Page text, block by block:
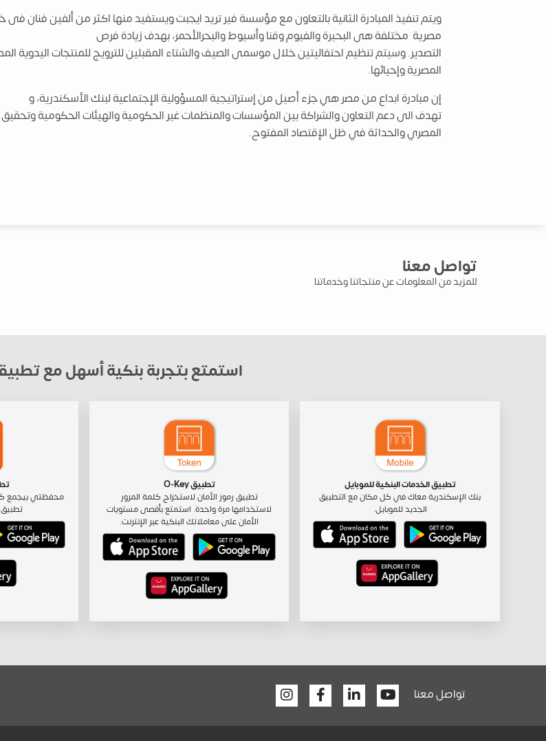
ويتم تنفيذ المبادرة الثانية بالتعاون مع مؤسسة فير تريد ايجبت ويستفيد منها اكثر من ألفين
مصرية مختلفة هى البحيرة والفيوم وقنا وأسيوط والبحرالأحمر، بهدف زيادة فرص
التصدير. وسيتم تنظيم احتفاليتين خلال موسمى الصيف والشتاء المقبلين للترويج للمنتجات اليدوية
المصرية وإحيائها.
إن مبادرة ابداع من مصر هي جزء أصيل من إستراتيجية المسؤولية الإجتماعية لبنك الأسكندرية، و
تهدف الى دعم التعاون والشراكة بين المؤسسات والمنظمات غير الحكومية والهيئات الحكومية وتحقيق
المصري والحداثة في ظل الإقتصاد المفتوح.
تواصل معنا
للمزيد من المعلومات عن منتجاتنا وخدماتنا
استمتع بتجربة بنكية أسهل مع
تطبيق الخدمات البنكية للموبايل
بنك الإسكندرية معاك في كل مكان مع التطبيق
الجديد للموبايل.
تطبيق O-Key
تطبيق رموز الأمان لاستخراج كلمة المرور
لاستخدامها مرة واحدة. استمتع بأقصى مستويات
الأمان على معاملاتك البنكية عبر الإنترنت.
محفظتي بيجمع كل
تواصل معنا Youtube
Linkedin
Facebook